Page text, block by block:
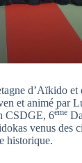
d’Aïkido et
et animé par
CSDGE, 6ème
venus des
historique.